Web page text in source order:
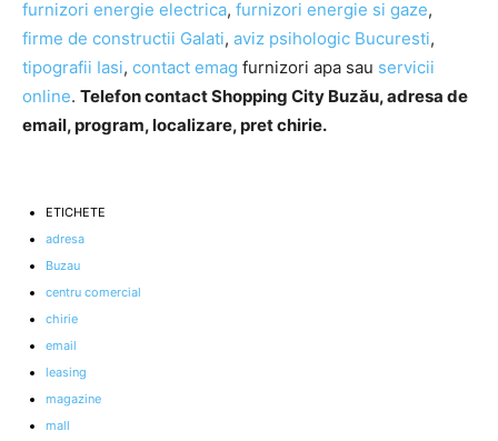
furnizori energie electrica, furnizori energie si gaze,
firme de constructii Galati, aviz psihologic Bucuresti,
tipografii Iasi, contact emag furnizori apa sau servicii
online. Telefon contact Shopping City Buzău, adresa de
email, program, localizare, pret chirie.
ETICHETE
adresa
Buzau
centru comercial
chirie
email
leasing
magazine
mall